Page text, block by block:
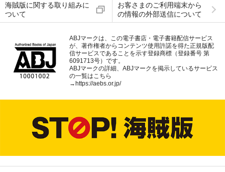
海賊版に関する取り組みに
ついて
お客さまのご利用端末から
の情報の外部送信について
ABJマークは、この電子書店・電子書籍配信サービス
が、著作権者からコンテンツ使用許諾を得た正規版配
信サービスであることを示す登録商標（登録番号 第
6091713号）です。
ABJマークの詳細、ABJマークを掲示しているサービス
の一覧はこちら
→https://aebs.or.jp/